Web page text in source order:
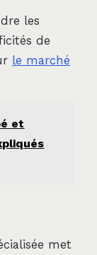
les
de
le marché
et
met